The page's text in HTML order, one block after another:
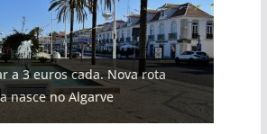
a 3 euros cada. Nova rota
nasce no Algarve